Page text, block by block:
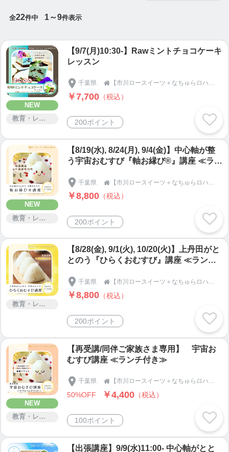
◎ロハス：
しょう
◎Natur-aloha-s：
アロハの精神を常に忘れずに（思いやり・調和・寛
大さ・謙虚さ・忍耐強さ）
「なちゅらロハス」と、あえてひらがなとカタカナ
で表記しているのは、日本の自然や伝統、文化を尊
重しつつ、世界と調和し、多様性を受容しながら活
動を行っていきたい、という願いからです。
『市川』は活動の拠点、私が生まれ育った千葉県市
川市です。
愛着のあるこの市川を少しでも盛り上げていきた
い！という想いで、地名を一番はじめに付けていま
す。
ロースイーツ＋の『＋(プラス)』は、「ロースイー
ツ以外も一緒に楽しめます♪」という意味のほか、生
活習慣をガラッとすべて変えるのではなく、普段の
生活にちょこっとだけプラス要素を加えることで、
あなたと、あなたのご家族が心身共に健康でハッピ
ーになれたら嬉しい、という想いが込められていま
す。
自然に還る。自分に還る。
なちゅらロハスは、宇宙おむすび、発酵、腸活ロー
スイーツ、季節の手しごとを通して、あなたらしい
暮らしを育むお手伝いをしています。心と身体が整
うと、あなたの幸せは家族へ、そして大切な人へと
全22件中 1～9件表示
NEW
教育・レッスン・講習
【9/7(月)10:30-】Rawミントチョコケーキ
レッスン
千葉県  【市川ロースイーツ＋なちゅらロハス】宇宙おむすび・季節の手しごと・発酵・腸活ロースイーツメソッド®｜千葉県市川市｜natur-aloha-s
￥7,700 （税込）
200ポイント
NEW
教育・レッスン・講習
【8/19(水), 8/24(月), 9/4(金)】中心軸が整
う宇宙おむすび『軸お縁び®』講座 ≪ラン
千葉県 
￥8,800 （税込）
200ポイント
教育・レッスン・講習
【8/28(金), 9/1(火), 10/20(火)】上丹田がと
とのう『ひらくおむすび』講座 ≪ランチ
千葉県  【市川ロースイーツ＋なちゅらロハス】宇宙おむすび・季節の手しごと・発酵・腸活ロースイーツメソッド®｜千葉県市川市｜natur-aloha-s
￥8,800 （税込）
200ポイント
NEW
教育・レッスン・講習
【再受講/同伴ご家族さま専用】 宇宙お
むすび講座 ≪ランチ付き≫
千葉県  【市川ロースイーツ＋なちゅらロハス】宇宙おむすび・季節の手しごと・発酵・腸活ロースイーツメソッド®｜千葉県市川市｜natur-aloha-s
50%OFF ￥4,400 （税込）
100ポイント
【出張講座】9/9(水)11:00- 中心軸がとと